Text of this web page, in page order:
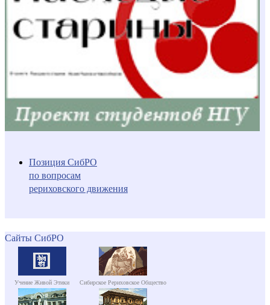
Позиция СибРО
по вопросам
рериховского движения
Сайты СибРО
Учение Живой Этики Сибирское Рериховское Общество